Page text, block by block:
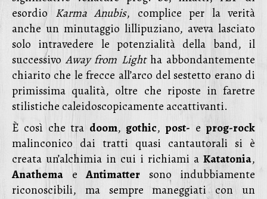
esordio Karma Anubis, complice per la verità
anche un minutaggio lillipuziano, aveva lasciato
solo intravedere le potenzialità della band, il
successivoAway from Lightha abbondantemente
chiarito che le frecce all’arco del sestetto erano di
primissima qualità, oltre che riposte in faretre
stilistiche caleidoscopicamente accattivanti.
È così che tra doom, gothic,post- e prog-rock
malinconico dai tratti quasi cantautorali si è
creata un’alchimia in cui i richiami a Katatonia,
Anathema eAntimatter sono indubbiamente
riconoscibili, ma sempre maneggiati con un